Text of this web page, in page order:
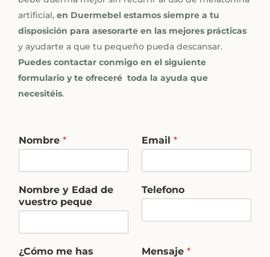
artificial, en Duermebel estamos siempre a tu
disposición para asesorarte en las mejores prácticas
y ayudarte a que tu pequeño pueda descansar.
Puedes contactar conmigo en el siguiente
formulario y te ofreceré toda la ayuda que
necesitéis.
Nombre * Email *
Nombre y Edad de
vuestro peque
Telefono
¿Cómo me has
Mensaje *